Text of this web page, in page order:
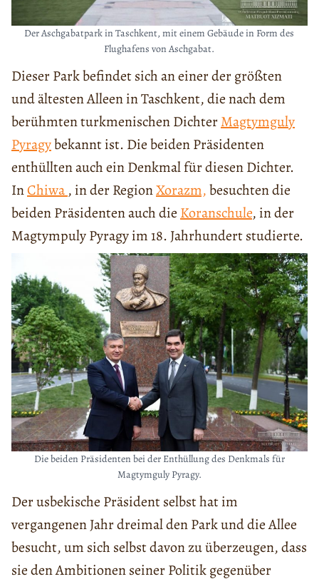
Der Aschgabatpark in Taschkent, mit einem Gebäude in Form des
Flughafens von Aschgabat.
Dieser Park befindet sich an einer der größten
und ältesten Alleen in Taschkent, die nach dem
berühmten turkmenischen DichterMagtymguly
Pyragybekannt ist. Die beiden Präsidenten
enthüllten auch ein Denkmal für diesen Dichter.
InChiwa, in der RegionXorazm,besuchten die
beiden Präsidenten auch dieKoranschule, in der
Magtympuly Pyragy im 18. Jahrhundert studierte.
Die beiden Präsidenten bei der Enthüllung des Denkmals für
Magtymguly Pyragy.
Der usbekische Präsident selbst hat im
vergangenen Jahr dreimal den Park und die Allee
besucht, um sich selbst davon zu überzeugen, dass
sie den Ambitionen seiner Politik gegenüber